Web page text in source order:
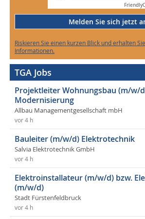
Friendly
Melden Sie sich jetzt
Riskieren Sie einen kurzen Blick und erhalten
Informationen.
TGA Jobs
Projektleiter Wohnungsbau (m/w/
Modernisierung
Allbau Managementgesellschaft mbH
vor 4 h
Bauleiter (m/w/d) Elektrotechnik
Salvia Elektrotechnik GmbH
vor 4 h
Elektroinstallateur (m/w/d) bzw.
(m/w/d)
Stadt Fürstenfeldbruck
vor 4 h